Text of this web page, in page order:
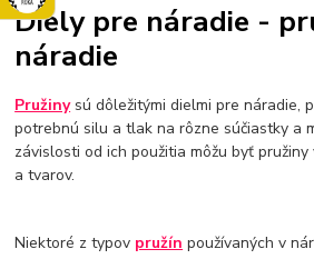
Diely pre náradie -
náradie
Pružinysú dôležitými dielmi pre náradie,
potrebnú silu a tlak na rôzne súčiastky a
závislosti od ich použitia môžu byť
a tvarov.
Niektoré z typov pružín používaných v